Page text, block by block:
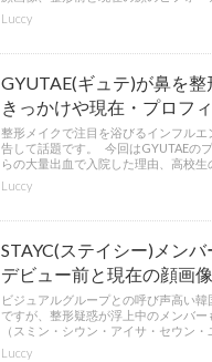
Luccy
GYUTAE(ギュテ)が鼻を
きっかけや現在・プロフ
整形メイクで注目を浴びるインフル
告して話題です。 今回はGYUTAEの
らの大量出血で入院した理由、高校生
Luccy
STAYC(ステイシー)メン
デビュー前と現在の顔画
ビジュアルグループとの呼び声高い韓
ですが、整形疑惑が浮上中のメンバ
（スミン・シウン・アイサ・セウン・
Luccy